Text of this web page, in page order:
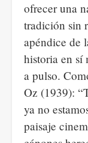
ofrecer una
tradición sin
apéndice de
historia en sí
a pulso.
Oz (1939):
ya no
paisaje